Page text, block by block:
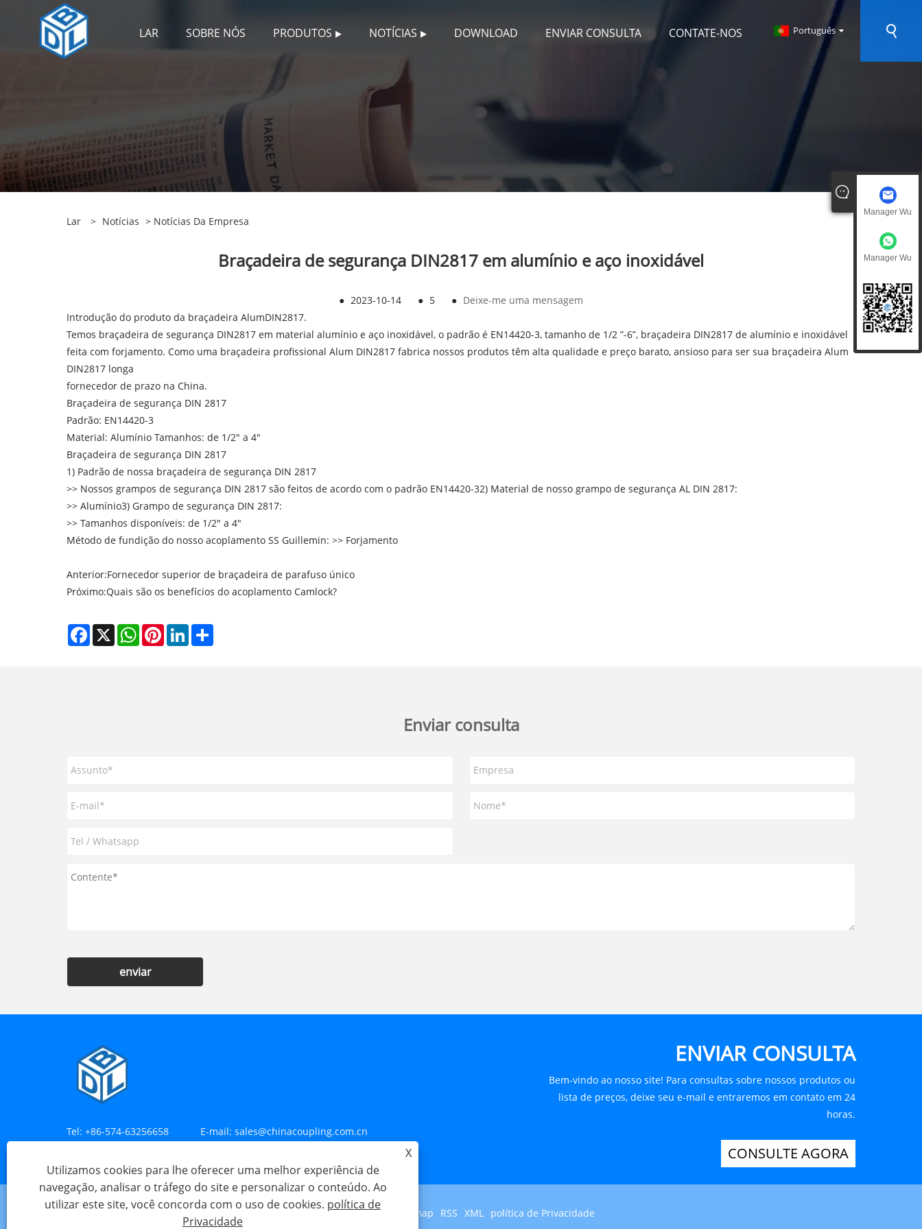
LAR SOBRE NÓS PRODUTOS NOTÍCIAS DOWNLOAD ENVIAR CONSULTA CONTATE-NOS Português
Lar > Notícias > Notícias Da Empresa
Braçadeira de segurança DIN2817 em alumínio e aço inoxidável
● 2023-10-14 ● 5 ● Deixe-me uma mensagem
Introdução do produto da braçadeira AlumDIN2817.
Temos braçadeira de segurança DIN2817 em material alumínio e aço inoxidável, o padrão é EN14420-3, tamanho de 1/2 ”-6”, braçadeira DIN2817 de alumínio e inoxidável
feita com forjamento. Como uma braçadeira profissional Alum DIN2817 fabrica nossos produtos têm alta qualidade e preço barato, ansioso para ser sua braçadeira Alum
DIN2817 longa
fornecedor de prazo na China.
Braçadeira de segurança DIN 2817
Padrão: EN14420-3
Material: Alumínio Tamanhos: de 1/2" a 4"
Braçadeira de segurança DIN 2817
1) Padrão de nossa braçadeira de segurança DIN 2817
>> Nossos grampos de segurança DIN 2817 são feitos de acordo com o padrão EN14420-32) Material de nosso grampo de segurança AL DIN 2817:
>> Alumínio3) Grampo de segurança DIN 2817:
>> Tamanhos disponíveis: de 1/2" a 4"
Método de fundição do nosso acoplamento SS Guillemin: >> Forjamento
Anterior:Fornecedor superior de braçadeira de parafuso único
Próximo:Quais são os benefícios do acoplamento Camlock?
Facebook
X WhatsAppPinterestLinkedIn
Enviar consulta
enviar
Tel: +86-574-63256658 E-mail: sales@chinacoupling.com.cn
ENVIAR CONSULTA
Bem-vindo ao nosso site! Para consultas sobre nossos produtos ou
lista de preços, deixe seu e-mail e entraremos em contato em 24
horas.
CONSULTE AGORA
Links Sitemap RSS XML política de Privacidade
Manager Wu
Manager Wu
X
Utilizamos cookies para lhe oferecer uma melhor experiência de
navegação, analisar o tráfego do site e personalizar o conteúdo. Ao
utilizar este site, você concorda com o uso de cookies. política de
Privacidade